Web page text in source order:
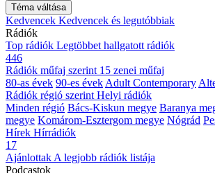
Téma váltása
Kedvencek Kedvencek és legutóbbiak
Rádiók
Top rádiók Legtöbbet hallgatott rádiók
446
Rádiók műfaj szerint 15 zenei műfaj
80-as évek 90-es évek Adult Contemporary
Rádiók régió szerint Helyi rádiók
Minden régió Bács-Kiskun megye Baranya
megye Komárom-Esztergom megye Nógrád
Hírek Hírrádiók
17
Ajánlottak A legjobb rádiók listája
Podcastok